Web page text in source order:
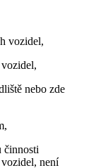
vozidel,
nebo zde
činnosti
není